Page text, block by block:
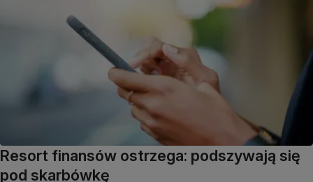
Resort finansów ostrzega: podszywają się
pod skarbówkę